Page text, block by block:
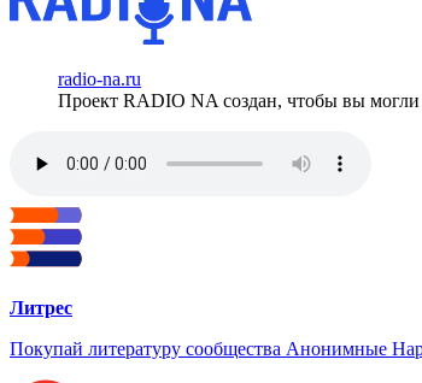
radio-na.ru
Проект RADIO NA создан, чтобы вы
Литрес
Покупай литературу сообщества Анонимные